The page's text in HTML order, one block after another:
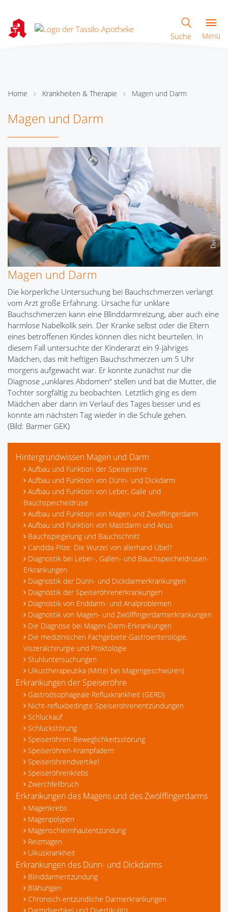
Suche Menü
Home Krankheiten & Therapie Magen und Darm
Magen und Darm
Magen und Darm
Die körperliche Untersuchung bei Bauchschmerzen verlangt
vom Arzt große Erfahrung. Ursache für unklare
Bauchschmerzen kann eine Blinddarmreizung, aber auch eine
harmlose Nabelkolik sein. Der Kranke selbst oder die Eltern
eines betroffenen Kindes können dies nicht beurteilen. In
diesem Fall untersuchte der Kinderarzt ein 9-jähriges
Mädchen, das mit heftigen Bauchschmerzen um 5 Uhr
morgens aufgewacht war. Er konnte zunächst nur die
Diagnose „unklares Abdomen“ stellen und bat die Mutter, die
Tochter sorgfältig zu beobachten. Letztlich ging es dem
Mädchen aber dann im Verlauf des Tages besser und es
konnte am nächsten Tag wieder in die Schule gehen.
(Bild: Barmer GEK)
Hintergrundwissen Magen und Darm
Aufbau und Funktion der Speiseröhre
Aufbau und Funktion von Dünn- und Dickdarm
Aufbau und Funktion von Leber, Galle und
Bauchspeicheldrüse
Aufbau und Funktion von Magen und Zwölffingerdarm
Aufbau und Funktion von Mastdarm und Anus
Bauchspiegelung und Bauchschnitt
Candida-Pilze: Die Wurzel von allerhand Übel?
Diagnostik bei Leber-, Gallen- und Bauchspeicheldrüsen-
Erkrankungen
Diagnostik der Dünn- und Dickdarmerkrankungen
Diagnostik der Speiseröhrenerkrankungen
Diagnostik von Enddarm- und Analproblemen
Diagnostik von Magen- und Zwölffingerdarmerkrankungen
Die Diagnose bei Magen-Darm-Erkrankungen
Die medizinischen Fachgebiete Gastroenterologie,
Viszeralchirurgie und Proktologie
Stuhluntersuchungen
Ulkustherapeutika (Mittel bei Magengeschwüren)
Erkrankungen der Speiseröhre
Gastroösophageale Refluxkrankheit (GERD)
Nicht-refluxbedingte Speiseröhrenentzündungen
Schluckauf
Schluckstörung
Speiseröhren-Beweglichkeitsstörung
Speiseröhren-Krampfadern
Speiseröhrendivertikel
Speiseröhrenkrebs
Zwerchfellbruch
Erkrankungen des Magens und des Zwölffingerdarms
Magenkrebs
Magenpolypen
Magenschleimhautentzündung
Reizmagen
Ulkuskrankheit
Erkrankungen des Dünn- und Dickdarms
Blinddarmentzündung
Blähungen
Chronisch-entzündliche Darmerkrankungen